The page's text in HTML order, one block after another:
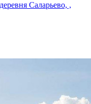
Саларьево, ,